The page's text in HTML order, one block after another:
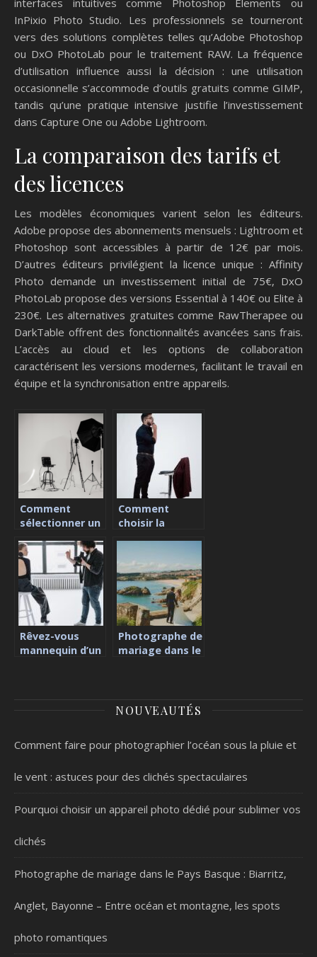
InPixio Photo Studio. Les professionnels se tourneront
vers des solutions complètes telles qu’Adobe Photoshop
ou DxO PhotoLab pour le traitement RAW. La fréquence
d’utilisation influence aussi la décision : une utilisation
occasionnelle s’accommode d’outils gratuits comme GIMP,
tandis qu’une pratique intensive justifie l’investissement
dans Capture One ou Adobe Lightroom.
La comparaison des tarifs et
des licences
Les modèles économiques varient selon les éditeurs.
Adobe propose des abonnements mensuels : Lightroom et
Photoshop sont accessibles à partir de 12€ par mois.
D’autres éditeurs privilégient la licence unique : Affinity
Photo demande un investissement initial de 75€, DxO
PhotoLab propose des versions Essential à 140€ ou Elite à
230€. Les alternatives gratuites comme RawTherapee ou
DarkTable offrent des fonctionnalités avancées sans frais.
L’accès au cloud et les options de collaboration
caractérisent les versions modernes, facilitant le travail en
équipe et la synchronisation entre appareils.
Comment
sélectionner un
professionnel
pour votre
entreprise à
Paris ?
Comment
choisir la
fond photo ?
Rêvez-vous
mannequin d’un
Photographe de
mariage dans le
océan et
romantiques
NOUVEAUTÉS
Comment faire pour photographier l’océan sous la pluie et
le vent : astuces pour des clichés spectaculaires
Pourquoi choisir un appareil photo dédié pour sublimer vos
clichés
Photographe de mariage dans le Pays Basque : Biarritz,
Anglet, Bayonne – Entre océan et montagne, les spots
photo romantiques